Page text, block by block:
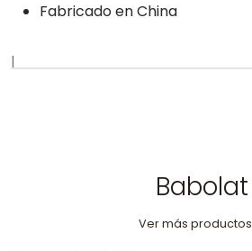
Fabricado en China
|
Babolat
Ver más productos